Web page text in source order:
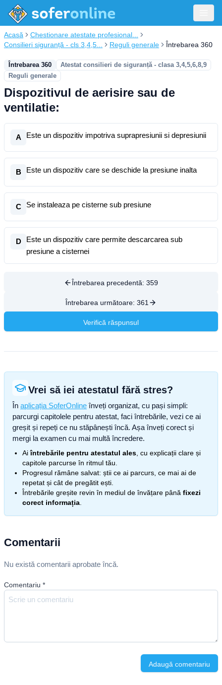
Acasă
Chestionare atestate profesional...
Consilieri siguranță - cls 3,4,5...
Reguli generale Întrebarea 360
Întrebarea 360
Atestat consilieri de siguranță - clasa 3,4,5,6,8,9
Reguli generale
Dispozitivul de aerisire sau de
ventilatie:
A Este un dispozitiv impotriva suprapresiunii si depresiunii
B Este un dispozitiv care se deschide la presiune inalta
C Se instaleaza pe cisterne sub presiune
D
Este un dispozitiv care permite descarcarea sub
presiune a cisternei
Întrebarea precedentă: 359
Întrebarea următoare: 361
Verifică răspunsul
Vrei să iei atestatul fără stres?
În aplicația SoferOnline înveți organizat, cu pași simpli:
parcurgi capitolele pentru atestat, faci întrebările, vezi ce ai
greșit și repeți ce nu stăpânești încă. Așa înveți corect și
mergi la examen cu mai multă încredere.
Aiîntrebările pentru atestatul ales , cu explicații clare și
capitole parcurse în ritmul tău.
Progresul rămâne salvat: știi ce ai parcurs, ce mai ai de
repetat și cât de pregătit ești.
Întrebările greșite revin în mediul de învățare până fixezi
corect informația
Comentarii
Nu există comentarii aprobate încă.
Comentariu *
Adaugă comentariu